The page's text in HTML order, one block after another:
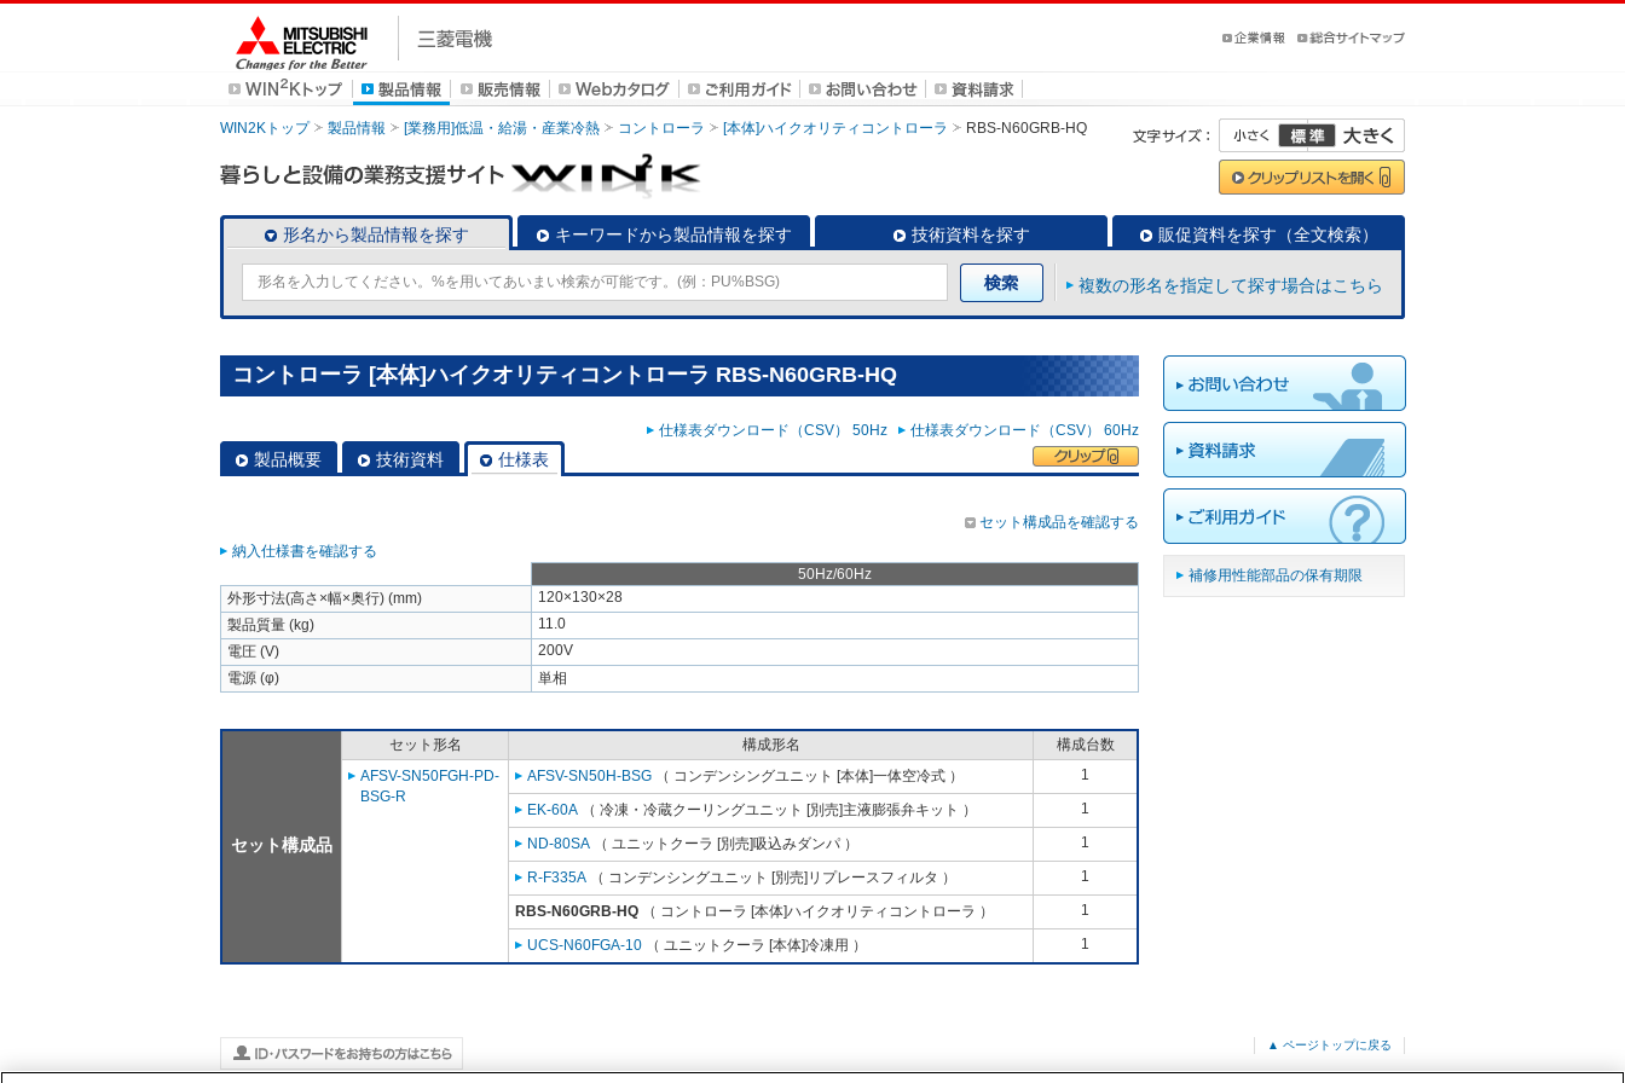
WIN2Kトップ 製品情報 [業務用]低温・給湯・産業冷熱 コントローラ [本体]ハイクオリティコントローラ RBS-N60GRB-HQ
形名から製品情報を探す キーワードから製品情報を探す 技術資料を探す 販促資料を探す（全文検索）
複数の形名を指定して探す場合はこちら
コントローラ [本体]ハイクオリティコントローラ RBS-N60GRB-HQ
仕様表ダウンロード（CSV） 50Hz 仕様表ダウンロード（CSV） 60Hz
製品概要 技術資料 仕様表
セット構成品を確認する
納入仕様書を確認する
50Hz/60Hz
外形寸法(高さ×幅×奥行) (mm)
120×130×28
製品質量 (kg)
11.0
電圧 (V)
200V
電源 (φ)
単相
セット構成品
セット形名 構成形名
構成台数
AFSV-SN50FGH-PD-
BSG-R
AFSV-SN50H-BSG （ コンデンシングユニット [本体]一体空冷式 ） 1
EK-60A （ 冷凍・冷蔵クーリングユニット [別売]主液膨張弁キット ） 1
ND-80SA （ ユニットクーラ [別売]吸込みダンパ ） 1
R-F335A （ コンデンシングユニット [別売]リプレースフィルタ ） 1
RBS-N60GRB-HQ （ コントローラ [本体]ハイクオリティコントローラ ） 1
UCS-N60FGA-10 （ ユニットクーラ [本体]冷凍用 ） 1
補修用性能部品の保有期限
▲ ページトップに戻る